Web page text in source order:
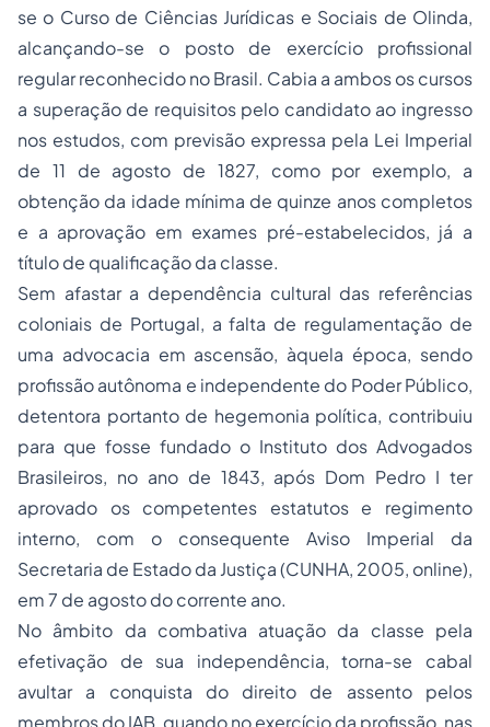
se o Curso de Ciências Jurídicas e Sociais de Olinda,
alcançando-se o posto de exercício profissional
regular reconhecido no Brasil. Cabia a ambos os cursos
a superação de requisitos pelo candidato ao ingresso
nos estudos, com previsão expressa pela Lei Imperial
de 11 de agosto de 1827, como por exemplo, a
obtenção da idade mínima de quinze anos completos
e a aprovação em exames pré-estabelecidos, já a
título de qualificação da classe.
Sem afastar a dependência cultural das referências
coloniais de Portugal, a falta de regulamentação de
uma advocacia em ascensão, àquela época, sendo
profissão autônoma e independente do Poder Público,
detentora portanto de hegemonia política, contribuiu
para que fosse fundado o Instituto dos Advogados
Brasileiros, no ano de 1843, após Dom Pedro I ter
aprovado os competentes estatutos e regimento
interno, com o consequente Aviso Imperial da
Secretaria de Estado da Justiça (CUNHA, 2005, online),
em 7 de agosto do corrente ano.
No âmbito da combativa atuação da classe pela
efetivação de sua independência, torna-se cabal
avultar a conquista do direito de assento pelos
membros do IAB, quando no exercício da profissão, nas